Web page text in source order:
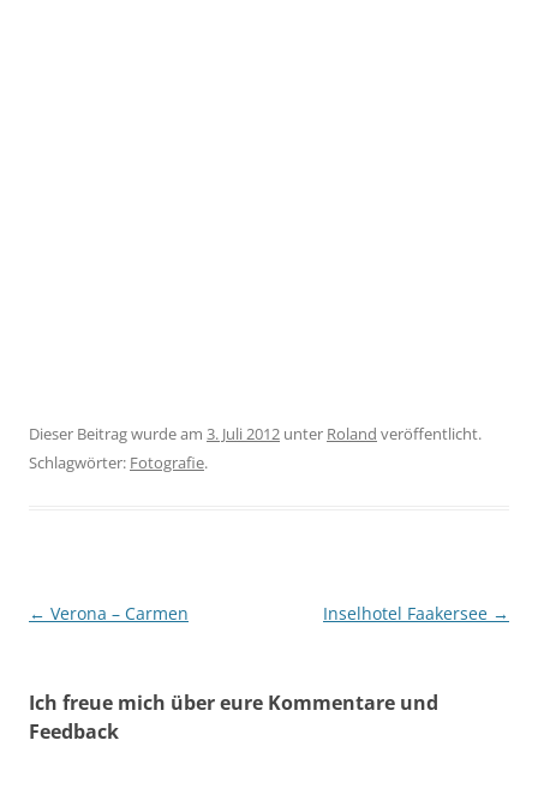
Dieser Beitrag wurde am 3. Juli 2012 unter Roland veröffentlicht.
Schlagwörter: Fotografie.
Beitragsnavigation
← Verona – Carmen Inselhotel Faakersee →
Ich freue mich über eure Kommentare und
Feedback